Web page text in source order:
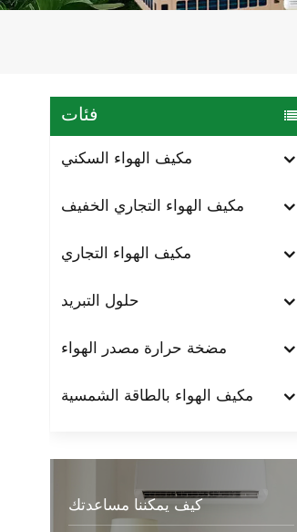
فئات
مكيف الهواء السكني
مكيف الهواء التجاري الخفيف
مكيف الهواء التجاري
حلول التبريد
مضخة حرارة مصدر الهواء
مكيف الهواء بالطاقة الشمسية
كيف يمكننا مساعدتك